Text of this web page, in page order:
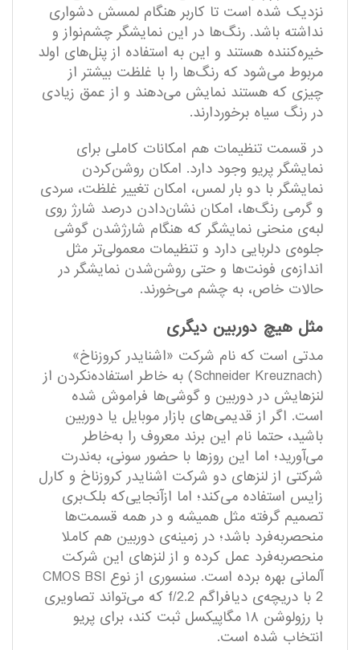
نزدیک شده است تا کاربر هنگام لمسش دشواری
نداشته باشد. رنگ‌ها در این نمایشگر چشم‌نواز و
خیره‌کننده هستند و این به استفاده از پنل‌های اولد
مربوط می‌شود که رنگ‌ها را با غلظت بیشتر از
چیزی که هستند نمایش می‌دهند و از عمق زیادی
در رنگ سیاه برخوردارند.
در قسمت تنظیمات هم امکانات کاملی برای
نمایشگر پریو وجود دارد. امکان روشن‌کردن
نمایشگر با دو بار لمس، امکان تغییر غلظت، سردی
و گرمی رنگ‌ها، امکان نشان‌دادن درصد شارژ روی
لبه‌ی منحنی نمایشگر که هنگام شارژشدن گوشی
جلوه‌ی دلربایی دارد و تنظیمات معمولی‌تر مثل
اندازه‌ی فونت‌ها و حتی روشن‌شدن نمایشگر در
حالات خاص، به چشم می‌خورند.
مثل هیچ دوربین دیگری
مدتی است که نام شرکت «اشنایدر کروزناخ»
(Schneider Kreuznach) به خاطر استفاده‌نکردن از
لنز‌هایش در دوربین و گوشی‌ها فراموش ‌شده
است. اگر از قدیمی‌های بازار موبایل یا دوربین
باشید، حتما نام این برند معروف را به‌خاطر
می‌آورید؛ اما این‌ روزها با حضور سونی، به‌ندرت
شرکتی از لنز‌های دو شرکت اشنایدر کروزناخ و کارل
زایس استفاده می‌کند؛ اما ازآنجایی‌که بلک‌بری
تصمیم گرفته مثل همیشه و در همه قسمت‌ها
منحصربه‌فرد باشد؛ در زمینه‌ی دوربین هم کاملا
منحصربه‌فرد عمل کرده و از لنز‌های این شرکت
آلمانی بهره برده است. سنسوری از نوع CMOS BSI
2 با دریچه‌ی دیافراگم f/2.2 که می‌تواند تصاویری
با رزولوشن ۱۸ مگاپیکسل ثبت کند، برای پریو
انتخاب ‌شده است.